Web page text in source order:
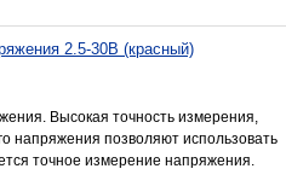
2.5-30В (красный)
Высокая точность измерения,
напряжения позволяют использовать
точное измерение напряжения.